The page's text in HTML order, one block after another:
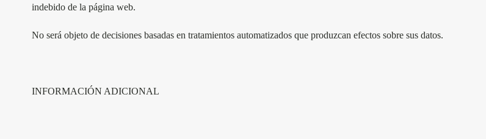
indebido de la página web.
No será objeto de decisiones basadas en tratamientos automatizados que produzcan efectos sobre sus datos.
INFORMACIÓN ADICIONAL